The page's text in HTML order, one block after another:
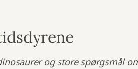
og store spørgsmål